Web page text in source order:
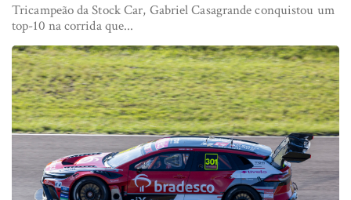
Tricampeão da Stock Car, Gabriel Casagrande conquistou um
top-10 na corrida que...